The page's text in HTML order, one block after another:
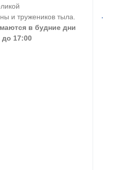
.
и тружеников тыла.
в будние дни
до 17:00